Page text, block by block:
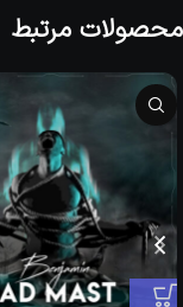
محصولات مرتبط